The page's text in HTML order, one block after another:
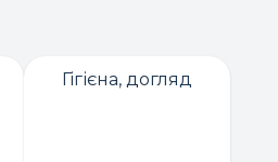
Гігієна, догляд